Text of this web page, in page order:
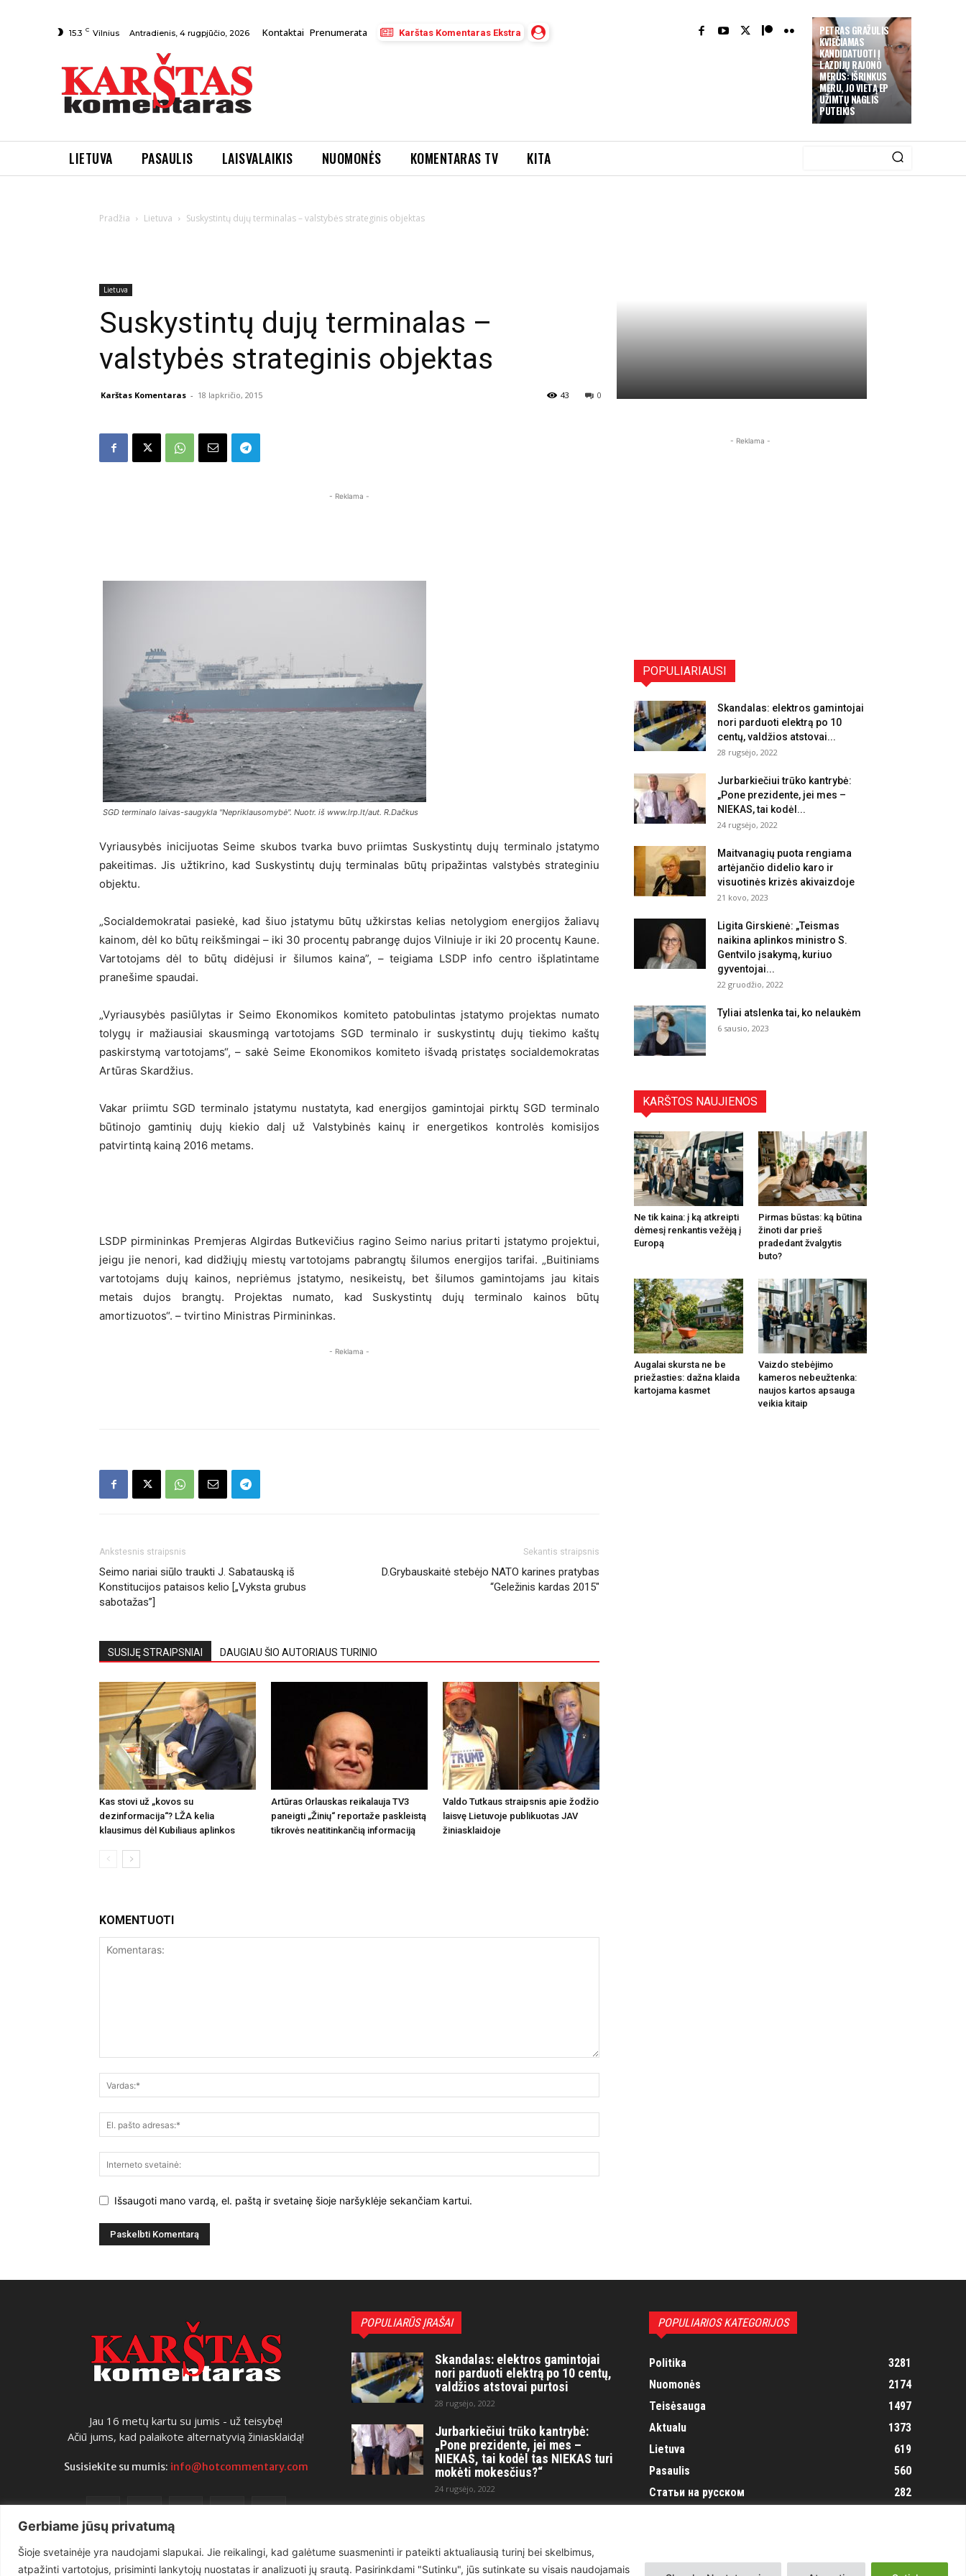
Gerbiame jūsų privatumą
Šioje svetainėje yra naudojami slapukai. Jie reikalingi, kad galėtume suasmeninti ir pateikti aktualiausią turinį bei skelbimus,
atpažinti vartotojus, prisiminti lankytojų nuostatas ir analizuoti jų srautą. Pasirinkdami "Sutinku", jūs sutinkate su visais naudojamais
PETRAS GRAŽULIS
KVIEČIAMAS
KANDIDATUOTI Į
LAZDIJŲ RAJONO
MERUS: IŠRINKUS
MERU, JO VIETĄ EP
UŽIMTŲ NAGLIS
PUTEIKIS
15.3 C Vilnius Antradienis, 4 rugpjūčio, 2026 Kontaktai Prenumerata Karštas Komentaras Ekstra
LIETUVA PASAULIS LAISVALAIKIS NUOMONĖS KOMENTARAS TV KITA
Pradžia Lietuva Suskystintų dujų terminalas – valstybės strateginis objektas
Lietuva
Suskystintų dujų terminalas –
valstybės strateginis objektas
Karštas Komentaras - 18 lapkričio, 2015 0
43
- Reklama -
SGD terminalo laivas-saugykla "Nepriklausomybė". Nuotr. iš www.lrp.lt/aut. R.Dačkus
Vyriausybės inicijuotas Seime skubos tvarka buvo priimtas Suskystintų dujų terminalo įstatymo
pakeitimas. Jis užtikrino, kad Suskystintų dujų terminalas būtų pripažintas valstybės strateginiu
objektu.
„Socialdemokratai pasiekė, kad šiuo įstatymu būtų užkirstas kelias netolygiom energijos žaliavų
kainom, dėl ko būtų reikšmingai – iki 30 procentų pabrangę dujos Vilniuje ir iki 20 procentų Kaune.
Vartotojams dėl to būtų didėjusi ir šilumos kaina”, – teigiama LSDP info centro išplatintame
pranešime spaudai.
„Vyriausybės pasiūlytas ir Seimo Ekonomikos komiteto patobulintas įstatymo projektas numato
tolygų ir mažiausiai skausmingą vartotojams SGD terminalo ir suskystintų dujų tiekimo kaštų
paskirstymą vartotojams“, – sakė Seime Ekonomikos komiteto išvadą pristatęs socialdemokratas
Artūras Skardžius.
Vakar priimtu SGD terminalo įstatymu nustatyta, kad energijos gamintojai pirktų SGD terminalo
būtinojo gamtinių dujų kiekio dalį už Valstybinės kainų ir energetikos kontrolės komisijos
patvirtintą kainą 2016 metams.
LSDP pirmininkas Premjeras Algirdas Butkevičius ragino Seimo narius pritarti įstatymo projektui,
jeigu jie nenori, kad didžiųjų miestų vartotojams pabrangtų šilumos energijos tarifai. „Buitiniams
vartotojams dujų kainos, nepriėmus įstatymo, nesikeistų, bet šilumos gamintojams jau kitais
metais dujos brangtų. Projektas numato, kad Suskystintų dujų terminalo kainos būtų
amortizuotos“. – tvirtino Ministras Pirmininkas.
- Reklama -
Ankstesnis straipsnis
Seimo nariai siūlo traukti J. Sabatauską iš
Konstitucijos pataisos kelio [„Vyksta grubus
sabotažas”]
Sekantis straipsnis
D.Grybauskaitė stebėjo NATO karines pratybas
“Geležinis kardas 2015″
SUSIJĘ STRAIPSNIAI DAUGIAU ŠIO AUTORIAUS TURINIO
Kas stovi už „kovos su
dezinformacija“? LŽA kelia
klausimus dėl Kubiliaus aplinkos
Artūras Orlauskas reikalauja TV3
paneigti „Žinių“ reportaže paskleistą
tikrovės neatitinkančią informaciją
Valdo Tutkaus straipsnis apie žodžio
laisvę Lietuvoje publikuotas JAV
žiniasklaidoje
KOMENTUOTI
Išsaugoti mano vardą, el. paštą ir svetainę šioje naršyklėje sekančiam kartui.
- Reklama -
POPULIARIAUSI
Skandalas: elektros gamintojai
nori parduoti elektrą po 10
centų, valdžios atstovai...
28 rugsėjo, 2022
Jurbarkiečiui trūko kantrybė:
„Pone prezidente, jei mes –
NIEKAS, tai kodėl...
24 rugsėjo, 2022
Maitvanagių puota rengiama
artėjančio didelio karo ir
visuotinės krizės akivaizdoje
21 kovo, 2023
Ligita Girskienė: „Teismas
naikina aplinkos ministro S.
Gentvilo įsakymą, kuriuo
gyventojai...
22 gruodžio, 2022
Tyliai atslenka tai, ko nelaukėm
6 sausio, 2023
KARŠTOS NAUJIENOS
Ne tik kaina: į ką atkreipti
dėmesį renkantis vežėją į
Europą
Pirmas būstas: ką būtina
žinoti dar prieš
pradedant žvalgytis
buto?
Augalai skursta ne be
priežasties: dažna klaida
kartojama kasmet
Vaizdo stebėjimo
kameros nebeužtenka:
naujos kartos apsauga
veikia kitaip
Jau 16 metų kartu su jumis - už teisybę!
Ačiū jums, kad palaikote alternatyvią žiniasklaidą!
Susisiekite su mumis: info@hotcommentary.com
POPULIARŪS ĮRAŠAI
Skandalas: elektros gamintojai
nori parduoti elektrą po 10 centų,
valdžios atstovai purtosi
28 rugsėjo, 2022
Jurbarkiečiui trūko kantrybė:
„Pone prezidente, jei mes –
NIEKAS, tai kodėl tas NIEKAS turi
mokėti mokesčius?“
24 rugsėjo, 2022
21 kovo, 2023
POPULIARIOS KATEGORIJOS
Politika
3281
Nuomonės
2174
Teisėsauga
1497
Aktualu
1373
Lietuva
619
Pasaulis
560
Статьи на русском
282